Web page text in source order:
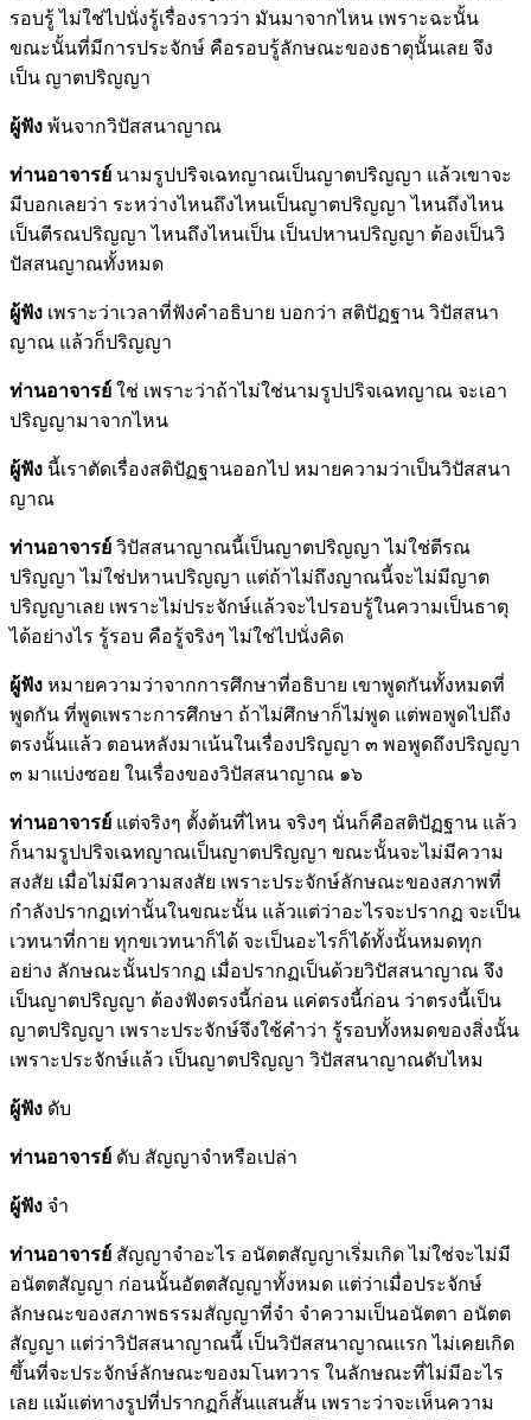
รอบรู้ ไม่ใช่ไปนั่งรู้เรื่องราวว่า มันมาจากไหน เพราะฉะนั้น
ขณะนั้นที่มีการประจักษ์ คือรอบรู้ลักษณะของธาตุนั้นเลย จึง
เป็น ญาตปริญญา
ผู้ฟัง พ้นจากวิปัสสนาญาณ
ท่านอาจารย์ นามรูปปริจเฉทญาณเป็นญาตปริญญา แล้วเขาจะ
มีบอกเลยว่า ระหว่างไหนถึงไหนเป็นญาตปริญญา ไหนถึงไหน
เป็นตีรณปริญญา ไหนถึงไหนเป็น เป็นปหานปริญญา ต้องเป็นวิ
ปัสสนญาณทั้งหมด
ผู้ฟัง เพราะว่าเวลาที่ฟังคำอธิบาย บอกว่า สติปัฏฐาน วิปัสสนา
ญาณ แล้วก็ปริญญา
ท่านอาจารย์ ใช่ เพราะว่าถ้าไม่ใช่นามรูปปริจเฉทญาณ จะเอา
ปริญญามาจากไหน
ผู้ฟัง นี้เราตัดเรื่องสติปัฏฐานออกไป หมายความว่าเป็นวิปัสสนา
ญาณ
ท่านอาจารย์ วิปัสสนาญาณนี้เป็นญาตปริญญา ไม่ใช่ตีรณ
ปริญญา ไม่ใช่ปหานปริญญา แต่ถ้าไม่ถึงญาณนี้จะไม่มีญาต
ปริญญาเลย เพราะไม่ประจักษ์แล้วจะไปรอบรู้ในความเป็นธาตุ
ได้อย่างไร รู้รอบ คือรู้จริงๆ ไม่ใช่ไปนั่งคิด
ผู้ฟัง หมายความว่าจากการศึกษาที่อธิบาย เขาพูดกันทั้งหมดที่
พูดกัน ที่พูดเพราะการศึกษา ถ้าไม่ศึกษาก็ไม่พูด แต่พอพูดไปถึง
ตรงนั้นแล้ว ตอนหลังมาเน้นในเรื่องปริญญา ๓ พอพูดถึงปริญญา
๓ มาแบ่งซอย ในเรื่องของวิปัสสนาญาณ ๑๖
ท่านอาจารย์ แต่จริงๆ ตั้งต้นที่ไหน จริงๆ นั่นก็คือสติปัฏฐาน แล้ว
ก็นามรูปปริจเฉทญาณเป็นญาตปริญญา ขณะนั้นจะไม่มีความ
สงสัย เมื่อไม่มีความสงสัย เพราะประจักษ์ลักษณะของสภาพที่
กำลังปรากฏเท่านั้นในขณะนั้น แล้วแต่ว่าอะไรจะปรากฏ จะเป็น
เวทนาที่กาย ทุกขเวทนาก็ได้ จะเป็นอะไรก็ได้ทั้งนั้นหมดทุก
อย่าง ลักษณะนั้นปรากฏ เมื่อปรากฏเป็นด้วยวิปัสสนาญาณ จึง
เป็นญาตปริญญา ต้องฟังตรงนี้ก่อน แค่ตรงนี้ก่อน ว่าตรงนี้เป็น
ญาตปริญญา เพราะประจักษ์จึงใช้คำว่า รู้รอบทั้งหมดของสิ่งนั้น
เพราะประจักษ์แล้ว เป็นญาตปริญญา วิปัสสนาญาณดับไหม
ผู้ฟัง ดับ
ท่านอาจารย์ ดับ สัญญาจำหรือเปล่า
ผู้ฟัง จำ
ท่านอาจารย์ สัญญาจำอะไร อนัตตสัญญาเริ่มเกิด ไม่ใช่จะไม่มี
อนัตตสัญญา ก่อนนั้นอัตตสัญญาทั้งหมด แต่ว่าเมื่อประจักษ์
ลักษณะของสภาพธรรมสัญญาที่จำ จำความเป็นอนัตตา อนัตต
สัญญา แต่ว่าวิปัสสนาญาณนี้ เป็นวิปัสสนาญาณแรก ไม่เคยเกิด
ขึ้นที่จะประจักษ์ลักษณะของมโนทวาร ในลักษณะที่ไม่มีอะไร
เลย แม้แต่ทางรูปที่ปรากฏก็สั้นแสนสั้น เพราะว่าจะเห็นความ